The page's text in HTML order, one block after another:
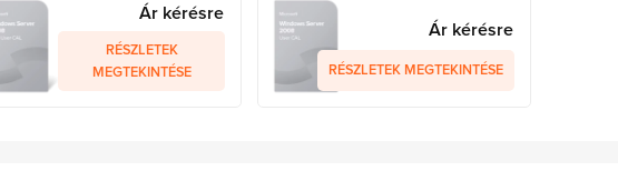
Ár kérésre
RÉSZLETEK
MEGTEKINTÉSE
Ár kérésre
RÉSZLETEK MEGTEKINTÉSE